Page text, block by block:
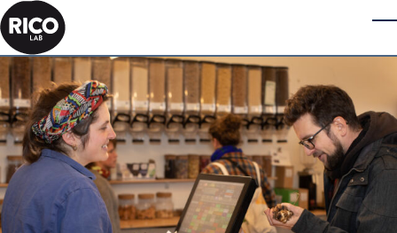
Skip to main content